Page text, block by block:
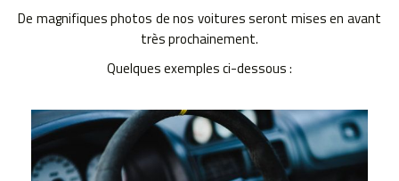
De magnifiques photos de nos voitures seront mises en avant
très prochainement.
Quelques exemples ci-dessous :